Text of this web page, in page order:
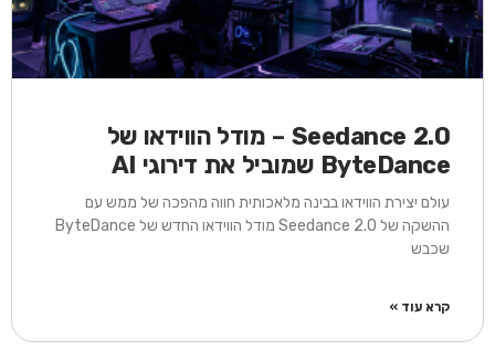
Seedance 2.0 – מודל הווידאו של
ByteDance שמוביל את דירוגי AI
עולם יצירת הווידאו בבינה מלאכותית חווה מהפכה של ממש עם
ההשקה של Seedance 2.0 מודל הווידאו החדש של ByteDance
שכבש
קרא עוד »